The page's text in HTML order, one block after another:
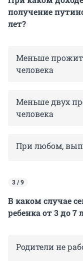
получение
лет?
Меньше
человека
Меньше двух
человека
При любом,
3 / 9
В каком случае
ребенка от 3 до 7
Родители не